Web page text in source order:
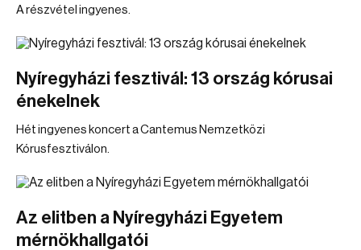
A részvétel ingyenes.
Nyíregyházi fesztivál: 13 ország kórusai
énekelnek
Hét ingyenes koncert a Cantemus Nemzetközi
Kórusfesztiválon.
Az elitben a Nyíregyházi Egyetem
mérnökhallgatói